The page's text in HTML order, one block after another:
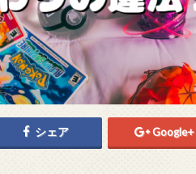
シェア Google+